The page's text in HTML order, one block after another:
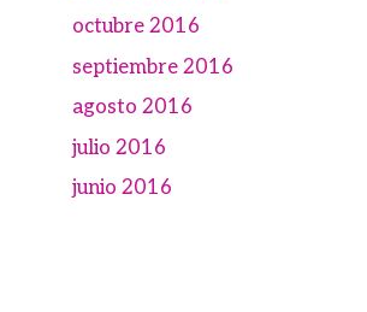
octubre 2016
septiembre 2016
agosto 2016
julio 2016
junio 2016